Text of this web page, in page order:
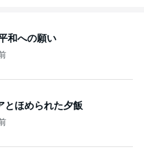
和への願い
とほめられた夕飯